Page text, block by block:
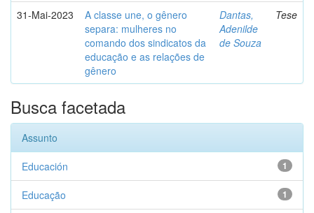
31-Mai-2023
A classe une, o gênero
separa: mulheres no
comando dos sindicatos da
educação e as relações de
gênero
Dantas,
Adenilde
de Souza
Tese
Busca facetada
Assunto
1
Educación
1
Educação